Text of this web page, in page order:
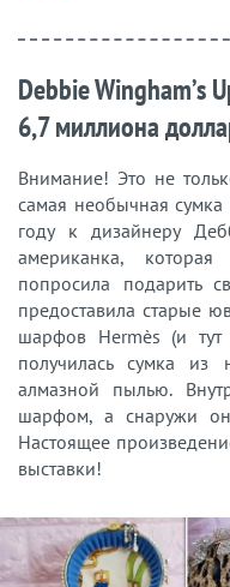
Debbie Wingham’s
6,7 миллиона
Внимание! Это не
самая необычная
году к дизайнеру
американка,
попросила подарить
предоставила старые
шарфов Hermès (и
получилась сумка из
алмазной пылью.
шарфом, а снаружи
Настоящее
выставки!